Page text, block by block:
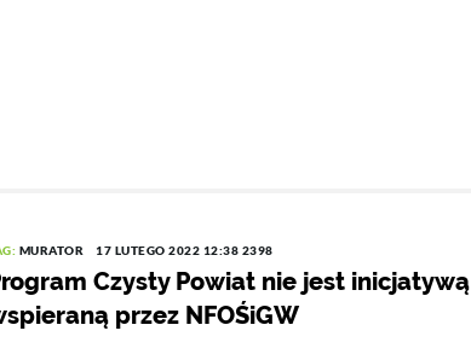
MURATOR 17 LUTEGO 2022 12:38 2398
Czysty Powiat nie jest inicjatywą
przez NFOŚiGW